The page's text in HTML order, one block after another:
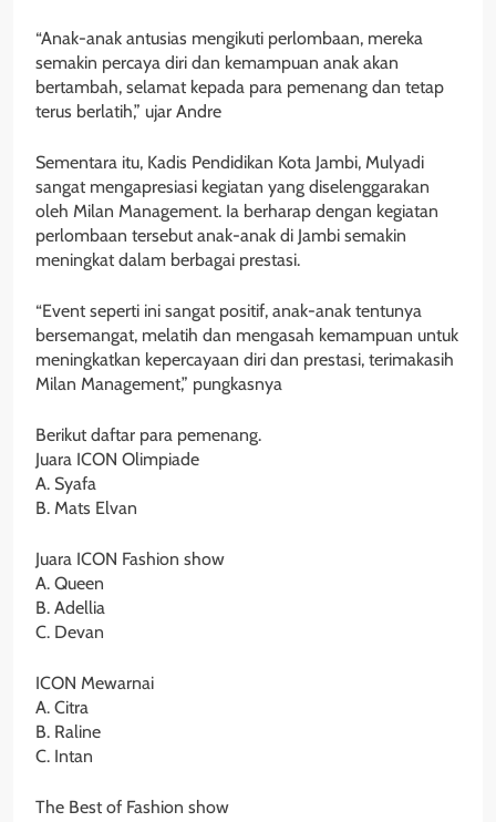
“Anak-anak antusias mengikuti perlombaan, mereka
semakin percaya diri dan kemampuan anak akan
bertambah, selamat kepada para pemenang dan tetap
terus berlatih,” ujar Andre
Sementara itu, Kadis Pendidikan Kota Jambi, Mulyadi
sangat mengapresiasi kegiatan yang diselenggarakan
oleh Milan Management. Ia berharap dengan kegiatan
perlombaan tersebut anak-anak di Jambi semakin
meningkat dalam berbagai prestasi.
“Event seperti ini sangat positif, anak-anak tentunya
bersemangat, melatih dan mengasah kemampuan untuk
meningkatkan kepercayaan diri dan prestasi, terimakasih
Milan Management,” pungkasnya
Berikut daftar para pemenang.
Juara ICON Olimpiade
A. Syafa
B. Mats Elvan
Juara ICON Fashion show
A. Queen
B. Adellia
C. Devan
ICON Mewarnai
A. Citra
B. Raline
C. Intan
The Best of Fashion show